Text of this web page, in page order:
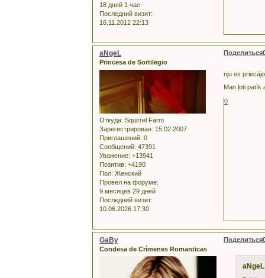
18 дней 1 час
Последний визит:
16.11.2012 22:13
Поделиться
aNgeL
Princesa de Sortilegio
Откуда: Squirrel Farm
Зарегистрирован: 15.02.2007
Приглашений: 0
Сообщений: 47391
Уважение: +13941
Позитив: +4190
Пол: Женский
Провел на форуме:
9 месяцев 29 дней
Последний визит:
10.06.2026 17:30
nju es
Man ļoti patīk
0
Поделиться
GaBy
Condesa de Crímenes Romanticas